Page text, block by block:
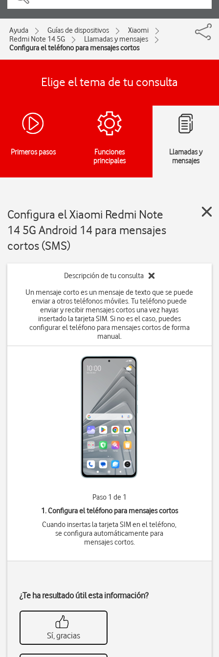
Ayuda Guías de dispositivos
Xiaomi
Redmi Note 14 5G
Llamadas y mensajes
Configura el teléfono para mensajes cortos
Elige el tema de tu consulta
Primeros pasos
Funciones
principales
Llamadas y
mensajes
Configura el Xiaomi Redmi Note
14 5G Android 14 para mensajes
cortos (SMS)
Descripción de tu consulta
Un mensaje corto es un mensaje de texto que se puede
enviar a otros teléfonos móviles. Tu teléfono puede
enviar y recibir mensajes cortos una vez hayas
insertado la tarjeta SIM. Si no es el caso, puedes
configurar el teléfono para mensajes cortos de forma
manual.
Paso 1 de 1
1. Configura el teléfono para mensajes cortos
Cuando insertas la tarjeta SIM en el teléfono,
se configura automáticamente para
mensajes cortos.
¿Te ha resultado útil esta información?
Sí, gracias